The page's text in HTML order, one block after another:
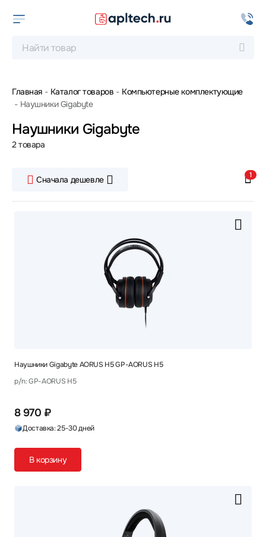
Главная Каталог товаров
Компьютерные комплектующие
Наушники Gigabyte
Наушники Gigabyte
2 товара
Сначала дешевле 1
Наушники Gigabyte AORUS H5 GP-AORUS H5
p/n: GP-AORUS H5
8 970 ₽
Доставка: 25-30 дней
В корзину